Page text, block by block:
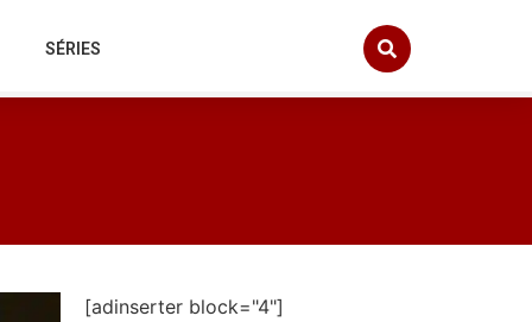
SÉRIES
[adinserter block="4"]